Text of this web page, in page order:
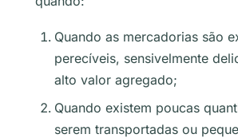
Quando as mercadorias são
perecíveis, sensivelmente
alto valor agregado;
Quando existem poucas
serem transportadas ou